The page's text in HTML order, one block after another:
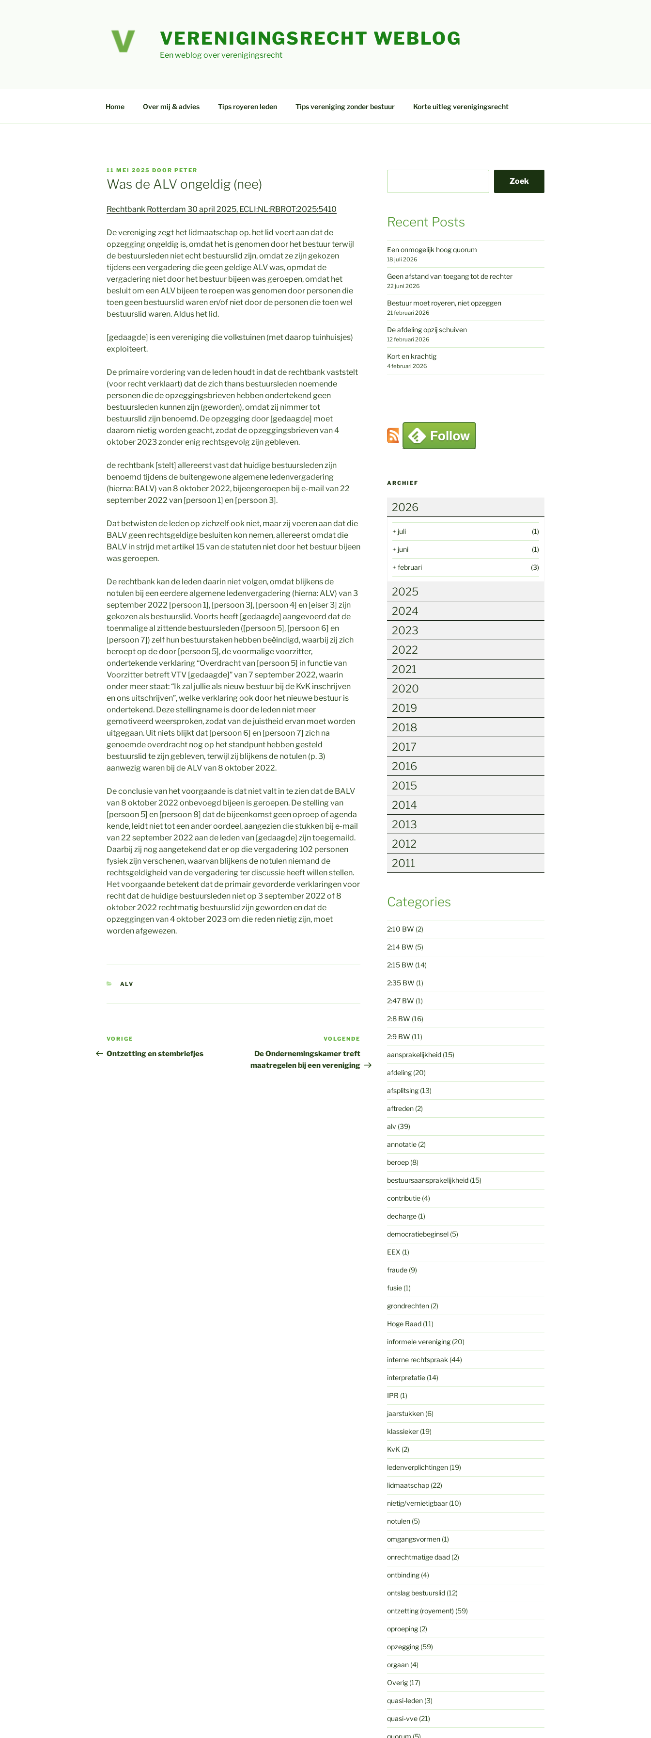
VERENIGINGSRECHT WEBLOG
Een weblog over verenigingsrecht
Home Over mij & advies Tips royeren leden Tips vereniging zonder bestuur Korte uitleg verenigingsrecht
GEPLAATST
OP
11 MEI 2025 DOOR PETER
Was de ALV ongeldig (nee)
Rechtbank Rotterdam 30 april 2025, ECLI:NL:RBROT:2025:5410
De vereniging zegt het lidmaatschap op. het lid voert aan dat de
opzegging ongeldig is, omdat het is genomen door het bestuur terwijl
de bestuursleden niet echt bestuurslid zijn, omdat ze zijn gekozen
tijdens een vergadering die geen geldige ALV was, opmdat de
vergadering niet door het bestuur bijeen was geroepen, omdat het
besluit om een ALV bijeen te roepen was genomen door personen die
toen geen bestuurslid waren en/of niet door de personen die toen wel
bestuurslid waren. Aldus het lid.
[gedaagde] is een vereniging die volkstuinen (met daarop tuinhuisjes)
exploiteert.
De primaire vordering van de leden houdt in dat de rechtbank vaststelt
(voor recht verklaart) dat de zich thans bestuursleden noemende
personen die de opzeggingsbrieven hebben ondertekend geen
bestuursleden kunnen zijn (geworden), omdat zij nimmer tot
bestuurslid zijn benoemd. De opzegging door [gedaagde] moet
daarom nietig worden geacht, zodat de opzeggingsbrieven van 4
oktober 2023 zonder enig rechtsgevolg zijn gebleven.
de rechtbank [stelt] allereerst vast dat huidige bestuursleden zijn
benoemd tijdens de buitengewone algemene ledenvergadering
(hierna: BALV) van 8 oktober 2022, bijeengeroepen bij e-mail van 22
september 2022 van [persoon 1] en [persoon 3].
Dat betwisten de leden op zichzelf ook niet, maar zij voeren aan dat die
BALV geen rechtsgeldige besluiten kon nemen, allereerst omdat die
BALV in strijd met artikel 15 van de statuten niet door het bestuur bijeen
was geroepen.
De rechtbank kan de leden daarin niet volgen, omdat blijkens de
notulen bij een eerdere algemene ledenvergadering (hierna: ALV) van 3
september 2022 [persoon 1], [persoon 3], [persoon 4] en [eiser 3] zijn
gekozen als bestuurslid. Voorts heeft [gedaagde] aangevoerd dat de
toenmalige al zittende bestuursleden ([persoon 5], [persoon 6] en
[persoon 7]) zelf hun bestuurstaken hebben beëindigd, waarbij zij zich
beroept op de door [persoon 5], de voormalige voorzitter,
ondertekende verklaring “Overdracht van [persoon 5] in functie van
Voorzitter betreft VTV [gedaagde]” van 7 september 2022, waarin
onder meer staat: “Ik zal jullie als nieuw bestuur bij de KvK inschrijven
en ons uitschrijven”, welke verklaring ook door het nieuwe bestuur is
ondertekend. Deze stellingname is door de leden niet meer
gemotiveerd weersproken, zodat van de juistheid ervan moet worden
uitgegaan. Uit niets blijkt dat [persoon 6] en [persoon 7] zich na
genoemde overdracht nog op het standpunt hebben gesteld
bestuurslid te zijn gebleven, terwijl zij blijkens de notulen (p. 3)
aanwezig waren bij de ALV van 8 oktober 2022.
De conclusie van het voorgaande is dat niet valt in te zien dat de BALV
van 8 oktober 2022 onbevoegd bijeen is geroepen. De stelling van
[persoon 5] en [persoon 8] dat de bijeenkomst geen oproep of agenda
kende, leidt niet tot een ander oordeel, aangezien die stukken bij e-mail
van 22 september 2022 aan de leden van [gedaagde] zijn toegemaild.
Daarbij zij nog aangetekend dat er op die vergadering 102 personen
fysiek zijn verschenen, waarvan blijkens de notulen niemand de
rechtsgeldigheid van de vergadering ter discussie heeft willen stellen.
Het voorgaande betekent dat de primair gevorderde verklaringen voor
recht dat de huidige bestuursleden niet op 3 september 2022 of 8
oktober 2022 rechtmatig bestuurslid zijn geworden en dat de
opzeggingen van 4 oktober 2023 om die reden nietig zijn, moet
worden afgewezen.
CATEGORIEËN
ALV
Bericht
navigatie
Vorig
bericht
VORIGE
Ontzetting en stembriefjes
Volgend
bericht
VOLGENDE
De Ondernemingskamer treft
maatregelen bij een vereniging
Zoek
Recent Posts
Een onmogelijk hoog quorum
18 juli 2026
Geen afstand van toegang tot de rechter
22 juni 2026
Bestuur moet royeren, niet opzeggen
21 februari 2026
De afdeling opzij schuiven
12 februari 2026
Kort en krachtig
4 februari 2026
ARCHIEF
2026
+ juli (1)
+ juni (1)
+ februari (3)
2025
2024
2023
2022
2021
2020
2019
2018
2017
2016
2015
2014
2013
2012
2011
Categories
2:10 BW (2)
2:14 BW (5)
2:15 BW (14)
2:35 BW (1)
2:47 BW (1)
2:8 BW (16)
2:9 BW (11)
aansprakelijkheid(15)
afdeling(20)
afsplitsing(13)
aftreden(2)
alv (39)
annotatie(2)
beroep(8)
bestuursaansprakelijkheid(15)
contributie(4)
decharge(1)
democratiebeginsel(5)
EEX (1)
fraude(9)
fusie(1)
grondrechten(2)
Hoge Raad(11)
informele vereniging(20)
interne rechtspraak (44)
interpretatie(14)
IPR (1)
jaarstukken(6)
klassieker(19)
KvK (2)
ledenverplichtingen(19)
lidmaatschap(22)
nietig/vernietigbaar(10)
notulen(5)
omgangsvormen(1)
onrechtmatige daad(2)
ontbinding(4)
ontslag bestuurslid(12)
ontzetting (royement) (59)
oproeping(2)
opzegging(59)
orgaan(4)
Overig(17)
quasi-leden(3)
quasi-vve(21)